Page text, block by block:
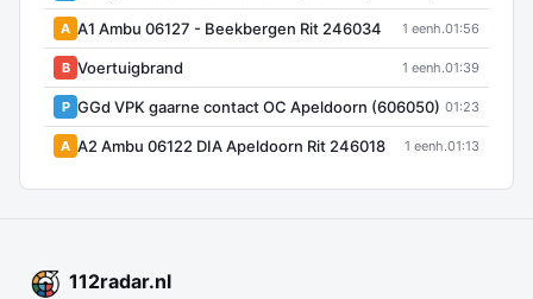
A A1 Ambu 06127 - Beekbergen Rit 246034 1 eenh.01:56
B Voertuigbrand 1 eenh.01:39
P GGd VPK gaarne contact OC Apeldoorn (606050) 01:23
A A2 Ambu 06122 DIA Apeldoorn Rit 246018 1 eenh.01:13
112radar.nl